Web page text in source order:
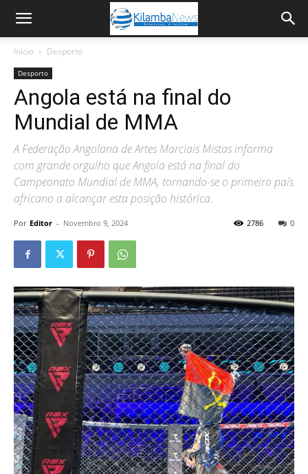
Início Desporto
Desporto
Angola está na final do
Mundial de MMA
A Federação Angolana de Artes Marciais Mistas informa
com grande orgulho que Angola está na final do
Campeonato Mundial de MMA, tornando-se o primeiro país
africano a alcançar esta posição histórica.
Por Editor - Novembro 9, 2024 0
2786